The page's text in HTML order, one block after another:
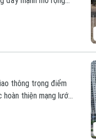
thông trọng điểm
thiện mạng lưới